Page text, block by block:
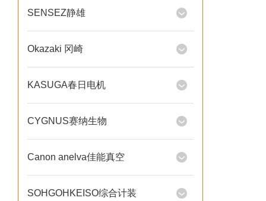
SENSEZ静雄
Okazaki 冈崎
KASUGA春日电机
CYGNUS赛纳生物
Canon anelva佳能真空
SOHGOHKEISO综合计装